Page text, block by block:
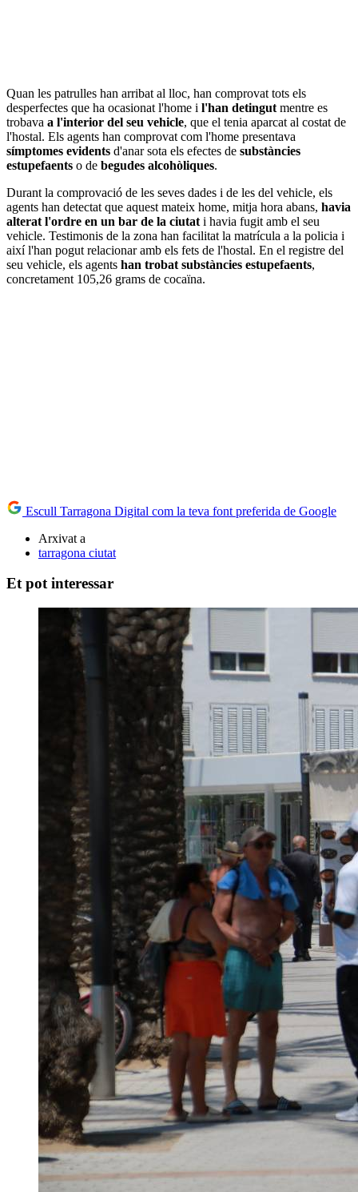
Quan les patrulles han arribat al lloc, han comprovat tots els
desperfectes que ha ocasionat l'home i l'han detingut mentre es
trobava a l'interior del seu vehicle, que el tenia aparcat al costat de
l'hostal. Els agents han comprovat com l'home presentava
símptomes evidents d'anar sota els efectes de substàncies
estupefaents o de begudes alcohòliques.
Durant la comprovació de les seves dades i de les del vehicle, els
agents han detectat que aquest mateix home, mitja hora abans, havia
alterat l'ordre en un bar de la ciutat i havia fugit amb el seu
vehicle. Testimonis de la zona han facilitat la matrícula a la policia i
així l'han pogut relacionar amb els fets de l'hostal. En el registre del
seu vehicle, els agents han trobat substàncies estupefaents,
concretament 105,26 grams de cocaïna.
Escull Tarragona Digital com la teva font preferida de Google
Arxivat a
tarragona ciutat
Et pot interessar